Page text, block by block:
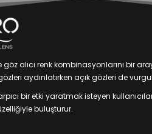
alıcı renk kombinasyonlarını bir
aydınlatırken açık gözleri de
bir etki yaratmak isteyen
buluşturur.